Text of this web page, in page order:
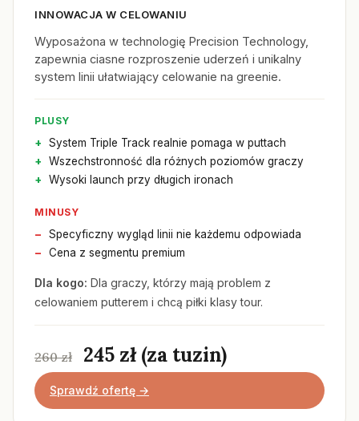
INNOWACJA W CELOWANIU
Wyposażona w technologię Precision Technology,
zapewnia ciasne rozproszenie uderzeń i unikalny
system linii ułatwiający celowanie na greenie.
PLUSY
System Triple Track realnie pomaga w puttach
Wszechstronność dla różnych poziomów graczy
Wysoki launch przy długich ironach
MINUSY
Specyficzny wygląd linii nie każdemu odpowiada
Cena z segmentu premium
Dla kogo: Dla graczy, którzy mają problem z
celowaniem putterem i chcą piłki klasy tour.
260 zł 245 zł (za tuzin)
Sprawdź ofertę →